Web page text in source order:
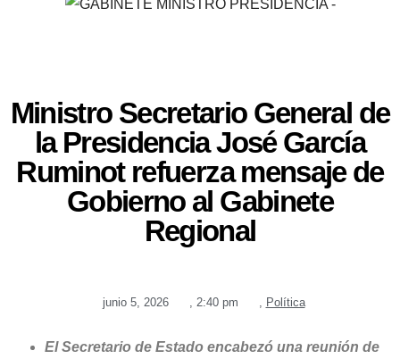
Ministro Secretario General de
la Presidencia José García
Ruminot refuerza mensaje de
Gobierno al Gabinete
Regional
junio 5, 2026 2:40 pm Política
El Secretario de Estado encabezó una reunión de